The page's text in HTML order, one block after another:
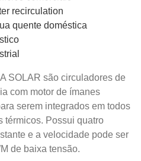
recirculation
quente doméstica
SOLAR são circuladores de
com motor de ímanes
serem integrados em todos
térmicos. Possui quatro
e a velocidade pode ser
de baixa tensão.